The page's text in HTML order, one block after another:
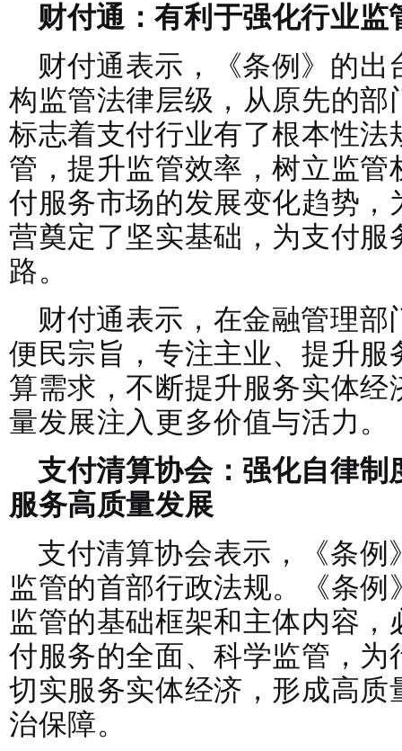
财付通：有利于强化行业监
财付通表示，《条例》的
构监管法律层级，从原先的
标志着支付行业有了根本性
管，提升监管效率，树立监
付服务市场的发展变化趋势
营奠定了坚实基础，为支付
路。
财付通表示，在金融管理
便民宗旨，专注主业、提升
算需求，不断提升服务实体
量发展注入更多价值与活力。
支付清算协会：强化自律
服务高质量发展
支付清算协会表示，《条
监管的首部行政法规。《条
监管的基础框架和主体内容
付服务的全面、科学监管，
切实服务实体经济，形成高
治保障。